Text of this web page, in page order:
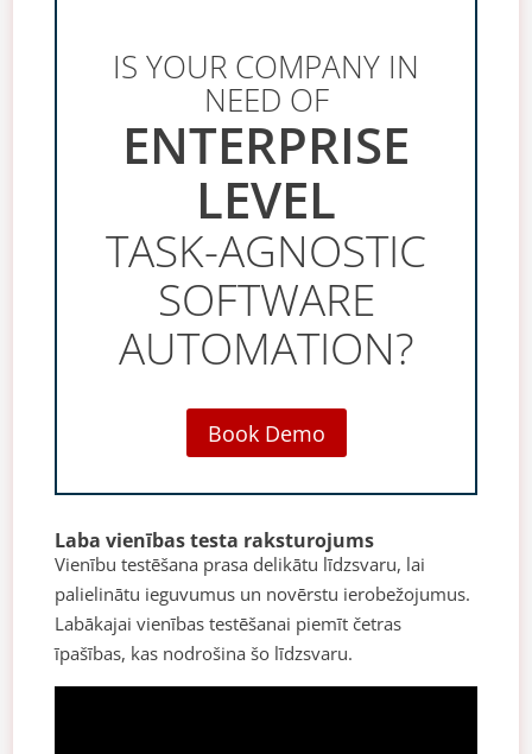
IS YOUR COMPANY IN
NEED OF
ENTERPRISE
LEVEL
TASK-AGNOSTIC
SOFTWARE
AUTOMATION?
Book Demo
Laba vienības testa raksturojums
Vienību testēšana prasa delikātu līdzsvaru, lai
palielinātu ieguvumus un novērstu ierobežojumus.
Labākajai vienības testēšanai piemīt četras
īpašības, kas nodrošina šo līdzsvaru.